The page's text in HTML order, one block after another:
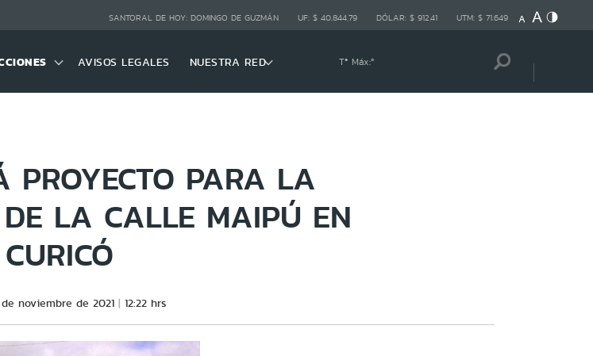
SANTORAL DE HOY: DOMINGO DE GUZMÁN UF: $ 40.844,79 DÓLAR: $ 912,41 UTM: $ 71.649
AVISOS LEGALES NUESTRA RED Tª Máx:º
PROYECTO PARA LA
DE LA CALLE MAIPÚ EN
CURICÓ
noviembre de 2021 12:22 hrs